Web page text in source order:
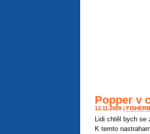
Popper v
12.11.2009 |
Lidi chtěl bych
K temto